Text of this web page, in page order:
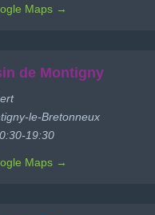
Maps →
de Montigny
le-Bretonneux
19:30
Maps →